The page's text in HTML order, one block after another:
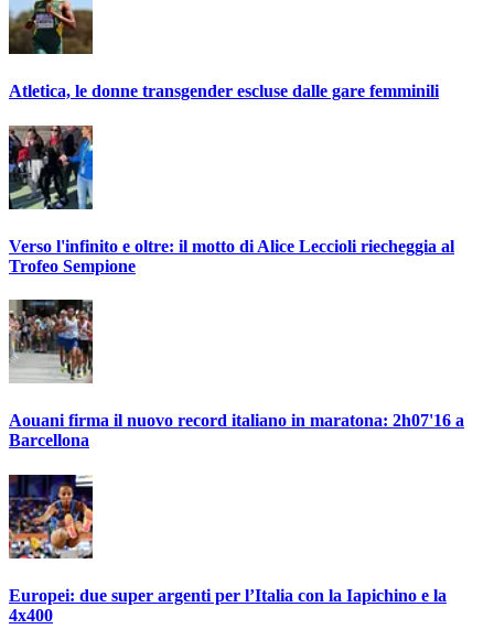
Atletica, le donne transgender escluse dalle gare femminili
Verso l'infinito e oltre: il motto di Alice Leccioli riecheggia al
Trofeo Sempione
Aouani firma il nuovo record italiano in maratona: 2h07'16 a
Barcellona
Europei: due super argenti per l’Italia con la Iapichino e la
4x400